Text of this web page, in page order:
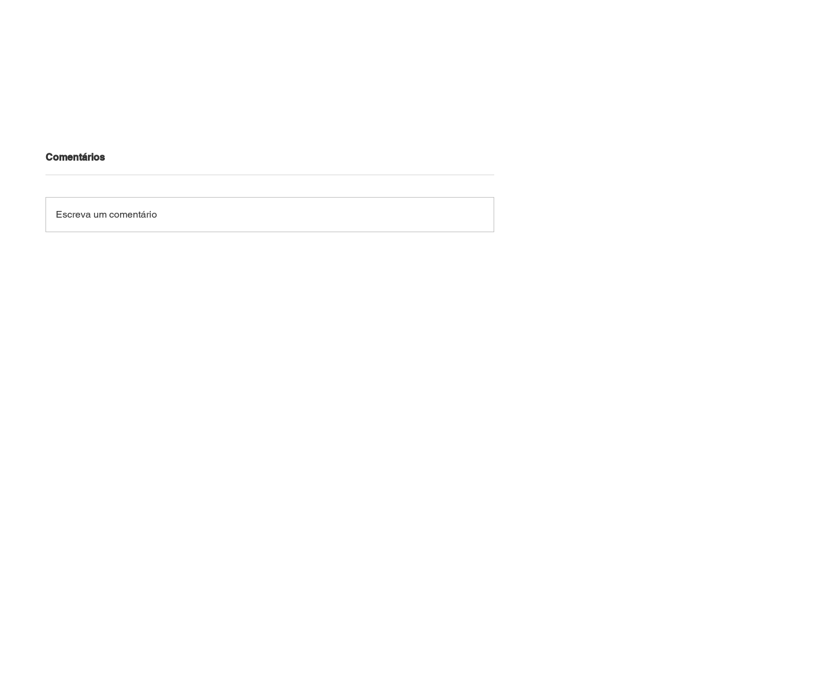
Comentários
Escreva um comentário